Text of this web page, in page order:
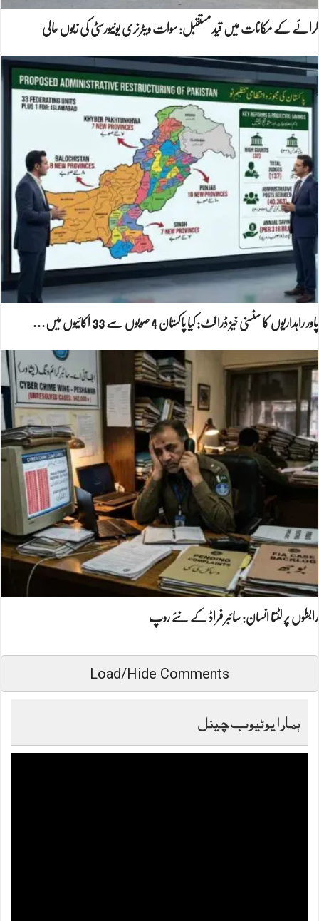
کرائے کے مکانات میں قید مستقبل: سوات ویٹرنری یونیورسٹی کی زبوں حالی
پاور راہداریوں کا سنسنی خیز ڈرافٹ: کیا پاکستان 4 صوبوں سے 33 اکائیوں میں…
رابطوں پر لٹتا انسان: سائبر فراڈ کے نئے روپ
Load/Hide Comments
ہمارا یوٹیوب چینل